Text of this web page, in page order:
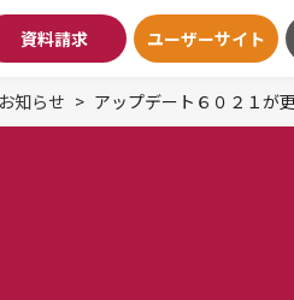
資料請求 ユーザーサイト
お知らせ アップデート６０２１が